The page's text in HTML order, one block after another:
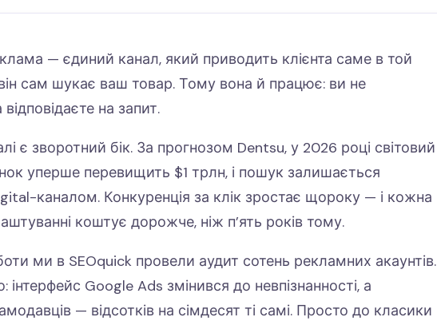
— єдиний канал, який приводить клієнта саме в той
сам шукає ваш товар. Тому вона й працює: ви не
відповідаєте на запит.
є зворотний бік. За прогнозом Dentsu, у 2026 році світовий
уперше перевищить $1 трлн, і пошук залишається
каналом. Конкуренція за клік зростає щороку — і кожна
коштує дорожче, ніж п’ять років тому.
ми в SEOquick провели аудит сотень рекламних акаунтів.
інтерфейс Google Ads змінився до невпізнанності, а
— відсотків на сімдесят ті самі. Просто до класики